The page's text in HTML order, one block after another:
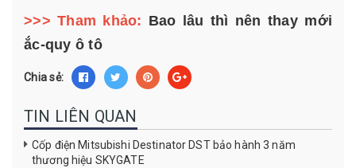
>>> Tham khảo: Bao lâu thì nên thay mới
ắc-quy ô tô
Chia sẻ:
TIN LIÊN QUAN
Cốp điện Mitsubishi Destinator DST bảo hành 3 năm
thương hiệu SKYGATE